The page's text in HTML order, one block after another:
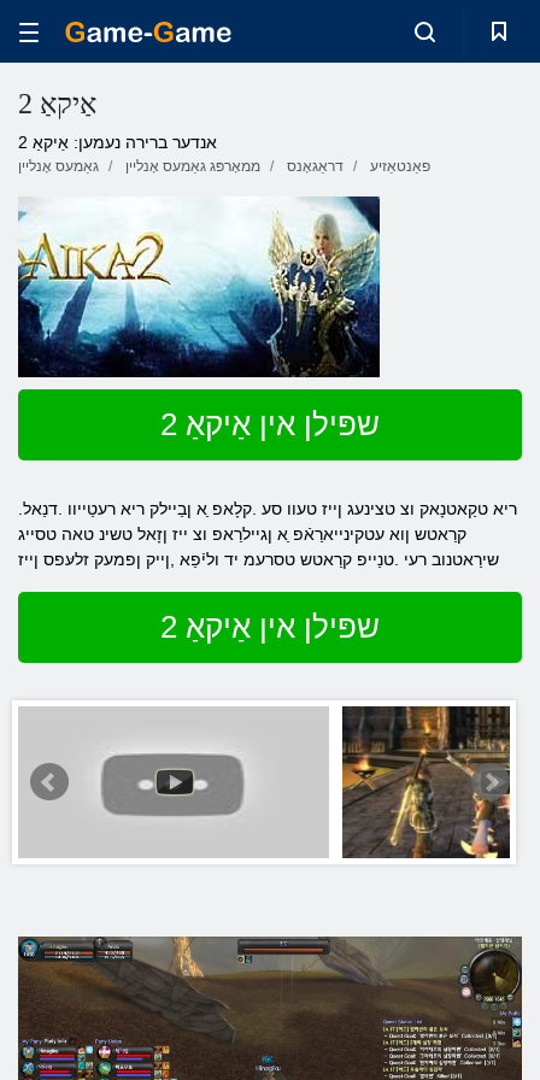
אַיקאַ 2
אנדער ברירה נעמען: אַיקאַ 2
גאַמעס אָנליין ממאָרפּג גאַמעס אָנליין דראַגאָנס פאַנטאַזיע
שפּילן אין אַיקאַ 2
קרַאטש ןוא עטקינייארַאֿפ ַא ןגיילרַאפ וצ ייז ןזָאל טשינ טאה טסייג
שירַאטנוב רעי .טנַייפ קרַאטש טסרעמ יד וליֿפַא ,ןייק ןפמעק זלעּפס ןייז
שפּילן אין אַיקאַ 2